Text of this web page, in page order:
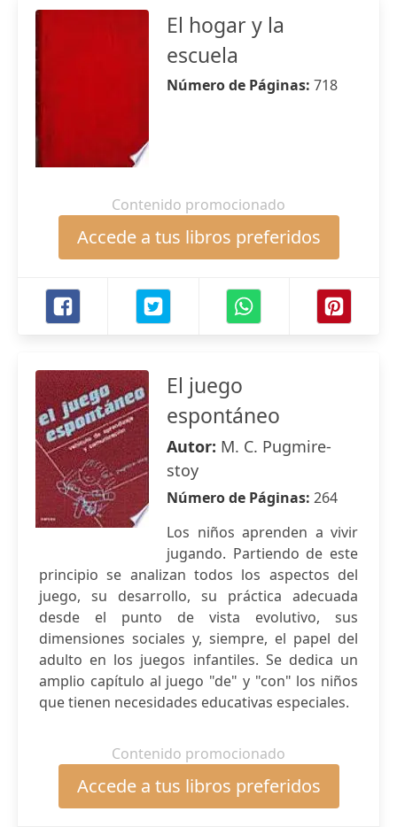
El hogar y la
escuela
Número de Páginas: 718
Contenido promocionado
Accede a tus libros preferidos
El juego
espontáneo
Autor: M. C. Pugmire-
stoy
Número de Páginas: 264
Los niños aprenden a vivir
jugando. Partiendo de este
principio se analizan todos los aspectos del
juego, su desarrollo, su práctica adecuada
desde el punto de vista evolutivo, sus
dimensiones sociales y, siempre, el papel del
adulto en los juegos infantiles. Se dedica un
amplio capítulo al juego "de" y "con" los niños
que tienen necesidades educativas especiales.
Contenido promocionado
Accede a tus libros preferidos